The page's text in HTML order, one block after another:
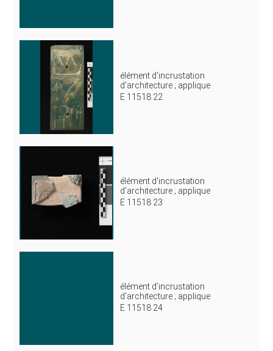
élément d'incrustation
d'architecture ; applique
E 11518 22
élément d'incrustation
d'architecture ; applique
E 11518 23
élément d'incrustation
d'architecture ; applique
E 11518 24